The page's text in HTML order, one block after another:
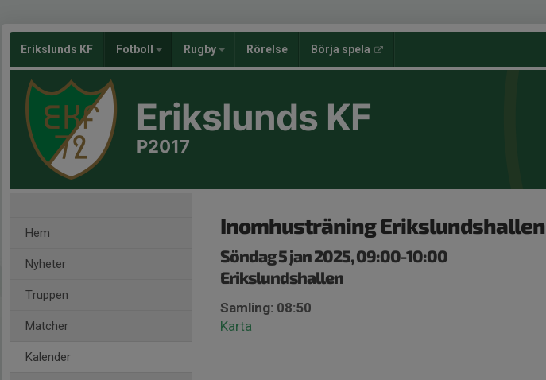
Erikslunds KF Fotboll Rugby Rörelse Börja spela
Erikslunds KF
P2017
Hem
Nyheter
Truppen
Matcher
Kalender
Inomhusträning Erikslundshallen
Söndag 5 jan 2025, 09:00-10:00
Erikslundshallen
Samling: 08:50
Karta